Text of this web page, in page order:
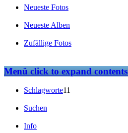
Neueste Fotos
Neueste Alben
Zufällige Fotos
Menüclick to expand contents
Schlagworte11
Suchen
Info